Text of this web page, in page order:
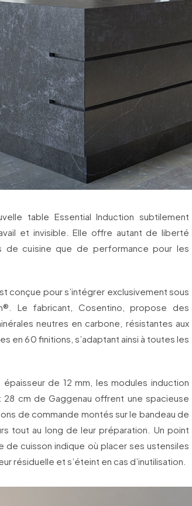
table Essential Induction subtilement
et invisible. Elle offre autant de liberté
de cuisine que de performance pour les
conçue pour s’intégrer exclusivement sous
Le fabricant, Cosentino, propose des
neutres en carbone, résistantes aux
en 60 finitions, s’adaptant ainsi à toutes les
épaisseur de 12 mm, les modules induction
cm de Gaggenau offrent une spacieuse
de commande montés sur le bandeau de
tout au long de leur préparation. Un point
de cuisson indique où placer ses ustensiles
résiduelle et s’éteint en cas d’inutilisation.